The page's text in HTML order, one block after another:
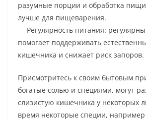
разумные порции и обработка
лучше для пищеварения.
— Регулярность питания:
помогает поддерживать
кишечника и снижает риск запоров.
Присмотритесь к своим бытовым
богатые солью и специями, могут
слизистую кишечника у некоторых
время некоторые специи, например